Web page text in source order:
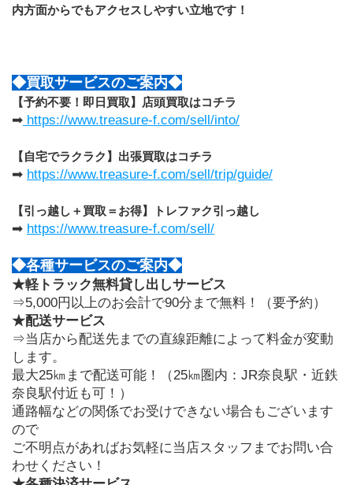
内方面からでもアクセスしやすい立地です！
◆買取サービスのご案内◆
【予約不要！即日買取】店頭買取はコチラ
➡ https://www.treasure-f.com/sell/into/
【自宅でラクラク】出張買取はコチラ
➡ https://www.treasure-f.com/sell/trip/guide/
【引っ越し＋買取＝お得】トレファク引っ越し
➡ https://www.treasure-f.com/sell/
◆各種サービスのご案内◆
★軽トラック無料貸し出しサービス
⇒5,000円以上のお会計で90分まで無料！（要予約）
★配送サービス
⇒当店から配送先までの直線距離によって料金が変動
します。
最大25㎞まで配送可能！（25㎞圏内：JR奈良駅・近鉄
奈良駅付近も可！）
通路幅などの関係でお受けできない場合もございます
ので
ご不明点があればお気軽に当店スタッフまでお問い合
わせください！